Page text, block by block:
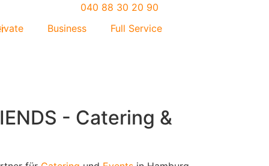
040 88 30 20 90
Business Full Service
- Catering &